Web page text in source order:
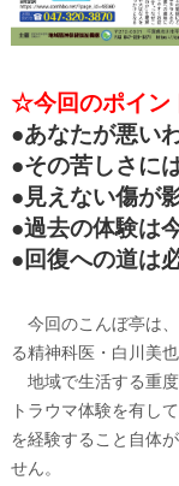
☆今回のポイ
●あなたが悪い
●その苦しさに
●見えない傷が
●過去の体験は
●回復への道は
今回のこんぼ亭は
る精神科医・白川美
地域で生活する重
トラウマ体験を有し
を経験すること自体
せん。